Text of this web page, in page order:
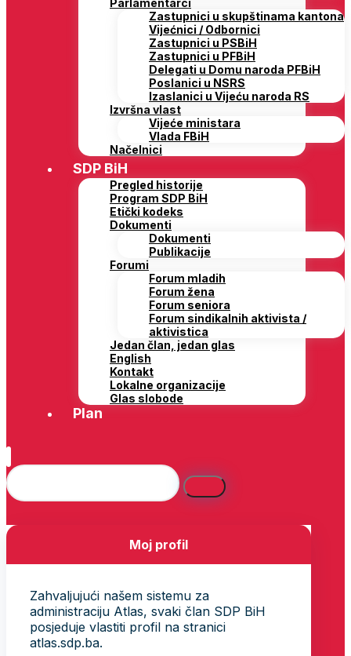
Parlamentarci
Zastupnici u skupštinama kantona
Vijećnici / Odbornici
Zastupnici u PSBiH
Zastupnici u PFBiH
Delegati u Domu naroda PFBiH
Poslanici u NSRS
Izaslanici u Vijeću naroda RS
Izvršna vlast
Vijeće ministara
Vlada FBiH
Načelnici
SDP BiH
Pregled historije
Program SDP BiH
Etički kodeks
Dokumenti
Dokumenti
Publikacije
Forumi
Forum mladih
Forum žena
Forum seniora
Forum sindikalnih aktivista /
aktivistica
Jedan član, jedan glas
English
Kontakt
Lokalne organizacije
Glas slobode
Plan
Moj profil
Zahvaljujući našem sistemu za
administraciju Atlas, svaki član SDP BiH
posjeduje vlastiti profil na stranici
atlas.sdp.ba.